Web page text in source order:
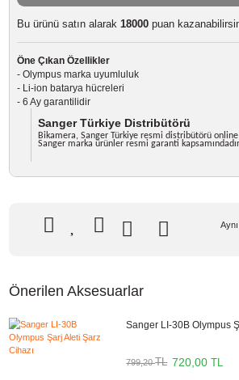
GTIN
8691110501574
%10indirim
79 TL Kazanç
799,20 TL
NAKİT / HAVALE: 705,60 TL *
Bu ürünü satın alarak 18000puan
- Li-ion batarya hücreleri
Sanger Türkiye Distribütörü
Sanger marka ürünler resmi garanti